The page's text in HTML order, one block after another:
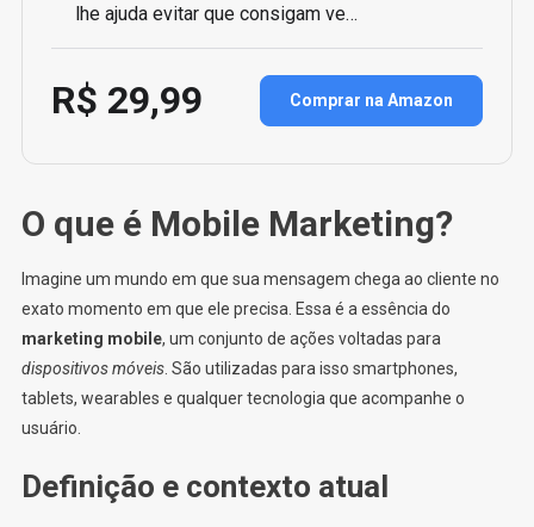
lhe ajuda evitar que consigam ve…
R$ 29,99 Comprar na Amazon
O que é Mobile Marketing?
Imagine um mundo em que sua mensagem chega ao cliente no
exato momento em que ele precisa. Essa é a essência do
marketing mobile, um conjunto de ações voltadas para
dispositivos móveis. São utilizadas para isso smartphones,
tablets, wearables e qualquer tecnologia que acompanhe o
usuário.
Definição e contexto atual